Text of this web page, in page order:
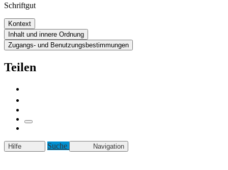
Schriftgut
Kontext
Inhalt und innere Ordnung
Zugangs- und Benutzungsbestimmungen
Teilen
Hilfe Suche Navigation